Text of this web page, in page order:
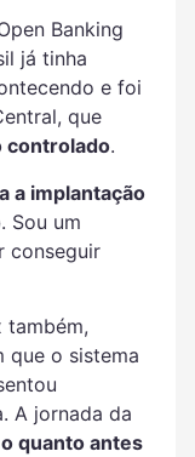
Banking
já tinha
e foi
que
controlado.
a implantação
. Sou um
conseguir
também,
que o sistema
A jornada da
quanto antes